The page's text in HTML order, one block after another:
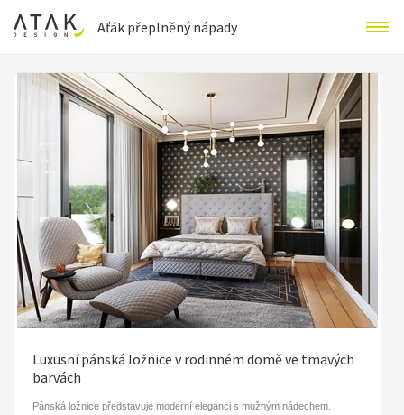
Aťák přeplněný nápady
Luxusní pánská ložnice v rodinném domě ve tmavých
barvách
Pánská ložnice představuje moderní eleganci s mužným nádechem.